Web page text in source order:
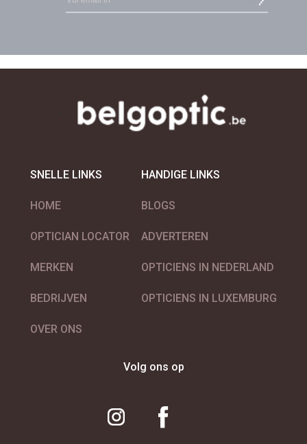
SNELLE LINKS
HOME
OPTICIAN LOCATOR
MERKEN
BEDRIJVEN
OVER ONS
HANDIGE LINKS
BLOGS
ADVERTEREN
OPTICIENS IN NEDERLAND
OPTICIENS IN LUXEMBURG
Volg ons op